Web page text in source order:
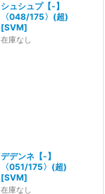
シュシュプ【-】
〈048/175〉(超)
[SVM]
在庫なし
デデンネ【-】
〈051/175〉(超)
[SVM]
在庫なし